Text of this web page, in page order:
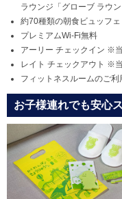
ラウンジ「グローブ ラウ
約70種類の朝食ビュッフ
プレミアムWi-Fi無料
アーリー チェックイン ※
レイト チェックアウト ※
フィットネスルームのご利
お子様連れでも安心